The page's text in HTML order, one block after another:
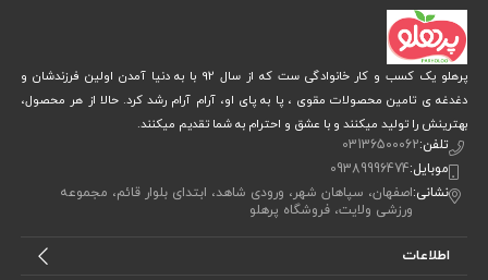
پرهلو یک کسب و کار خانوادگی ست که از سال 92 با به دنیا آمدن اولین فرزندشان و
دغدغه ی تامین محصولات مقوی ، پا به پای او، آرام آرام رشد کرد. حالا از هر محصول،
بهترینش را تولید میکنند و با عشق و احترام به شما تقدیم میکنند.
تلفن:03136500062
موبایل:09389996474
نشانی:اصفهان، سپاهان شهر، ورودی شاهد، ابتدای بلوار قائم، مجموعه
ورزشی ولایت، فروشگاه پرهلو
اطلاعات